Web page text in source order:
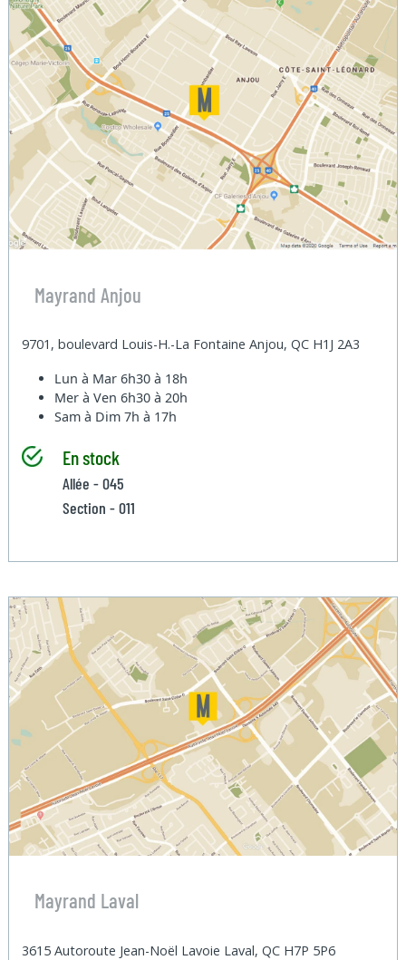
Mayrand Anjou
9701, boulevard Louis-H.-La Fontaine Anjou, QC H1J 2A3
Lun à Mar6h30 à 18h
Mer à Ven6h30 à 20h
Sam à Dim7h à 17h
En stock
Allée - 045
Section - 011
Mayrand Laval
3615 Autoroute Jean-Noël Lavoie Laval, QC H7P 5P6